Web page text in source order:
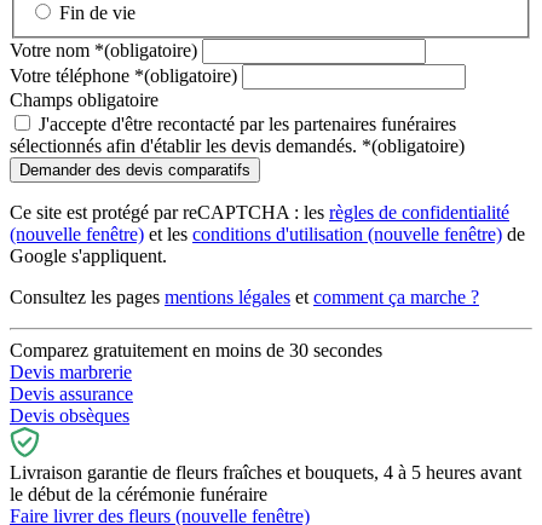
Fin de vie
Votre nom *(obligatoire)
Votre téléphone *(obligatoire)
Champs obligatoire
J'accepte d'être recontacté par les partenaires funéraires
sélectionnés afin d'établir les devis demandés. *(obligatoire)
Ce site est protégé par reCAPTCHA : les règles de confidentialité
(nouvelle fenêtre) et les conditions d'utilisation (nouvelle fenêtre) de
Google s'appliquent.
Consultez les pages mentions légales et comment ça marche ?
Comparez gratuitement en moins de 30 secondes
Devis marbrerie
Devis assurance
Devis obsèques
Livraison garantie de fleurs fraîches et bouquets, 4 à 5 heures avant
le début de la cérémonie funéraire
Faire livrer des fleurs (nouvelle fenêtre)